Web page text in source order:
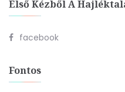
Első Kézből A
facebook
Fontos